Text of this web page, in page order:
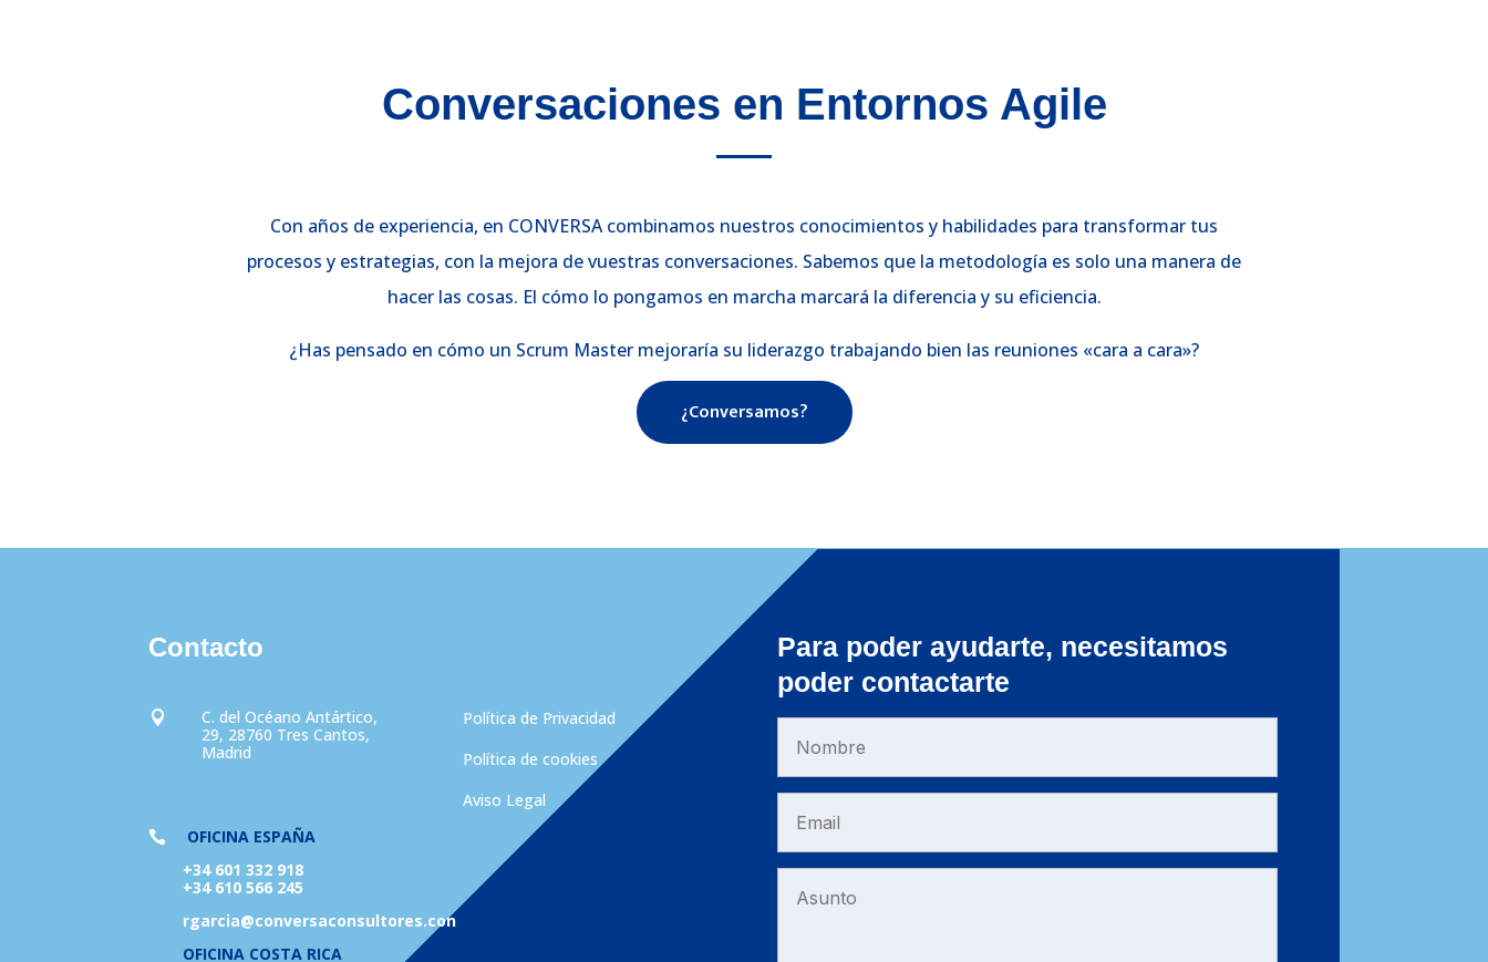
Conversaciones en Entornos Agile
Con años de experiencia, en CONVERSA combinamos nuestros conocimientos y habilidades para transformar tus
procesos y estrategias, con la mejora de vuestras conversaciones. Sabemos que la metodología es solo una manera de
hacer las cosas. El cómo lo pongamos en marcha marcará la diferencia y su eficiencia.
¿Has pensado en cómo un Scrum Master mejoraría su liderazgo trabajando bien las reuniones «cara a cara»?
¿Conversamos?
Contacto

C. del Océano Antártico,
29, 28760 Tres Cantos,
Madrid

OFICINA ESPAÑA
+34 601 332 918
+34 610 566 245
rgarcia@conversaconsultores.con
OFICINA COSTA RICA
Política de Privacidad
Política de cookies
Aviso Legal
Para poder ayudarte, necesitamos
poder contactarte